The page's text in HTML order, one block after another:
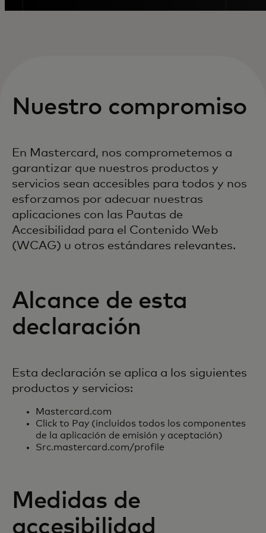
Nuestro compromiso
En Mastercard, nos comprometemos a
garantizar que nuestros productos y
servicios sean accesibles para todos y nos
esforzamos por adecuar nuestras
aplicaciones con las Pautas de
Accesibilidad para el Contenido Web
(WCAG) u otros estándares relevantes.
Alcance de esta
declaración
Esta declaración se aplica a los siguientes
productos y servicios:
Mastercard.com
Click to Pay (incluidos todos los componentes
de la aplicación de emisión y aceptación)
Src.mastercard.com/profile
Medidas de
accesibilidad